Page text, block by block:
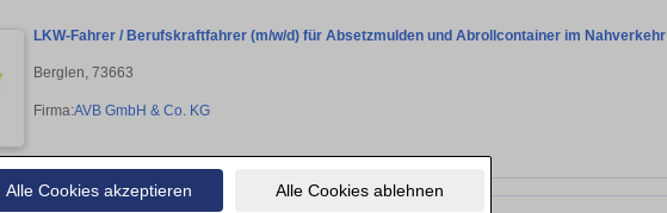
Alle Cookies akzeptieren Alle Cookies ablehnen
LKW-Fahrer / Berufskraftfahrer (m/w/d) für Absetzmulden und Abrollcontainer im Nahverkehr
Berglen, 73663
Firma:AVB GmbH & Co. KG